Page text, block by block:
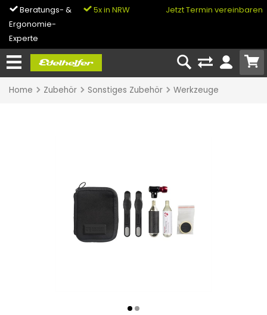
Beratungs- &
Ergonomie-
Experte
5x in NRW
0% Finanzierung
Jetzt Termin vereinbaren
Home Zubehör Sonstiges Zubehör Werkzeuge